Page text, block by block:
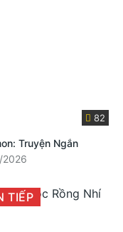
82
Truyện Ngắn
TIẾP